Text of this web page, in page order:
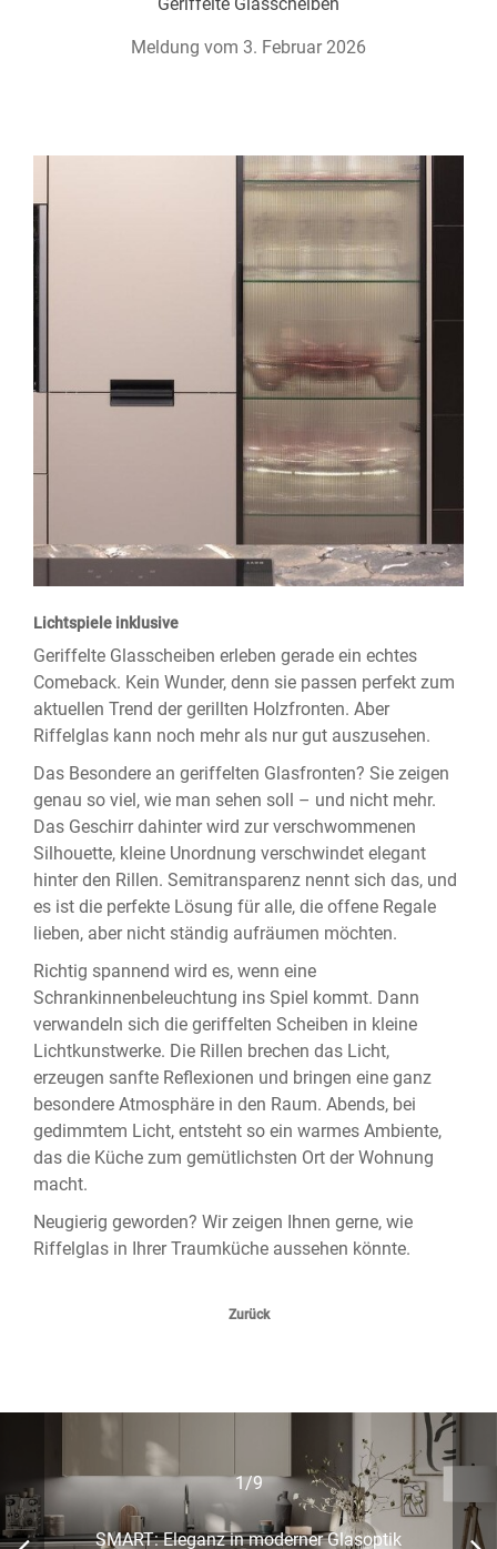
Meldung vom 3. Februar 2026
Lichtspiele inklusive
Geriffelte Glasscheiben erleben gerade ein echtes
Comeback. Kein Wunder, denn sie passen perfekt zum
aktuellen Trend der gerillten Holzfronten. Aber
Riffelglas kann noch mehr als nur gut auszusehen.
Das Besondere an geriffelten Glasfronten? Sie zeigen
genau so viel, wie man sehen soll – und nicht mehr.
Das Geschirr dahinter wird zur verschwommenen
Silhouette, kleine Unordnung verschwindet elegant
hinter den Rillen. Semitransparenz nennt sich das, und
es ist die perfekte Lösung für alle, die offene Regale
lieben, aber nicht ständig aufräumen möchten.
Richtig spannend wird es, wenn eine
Schrankinnenbeleuchtung ins Spiel kommt. Dann
verwandeln sich die geriffelten Scheiben in kleine
Lichtkunstwerke. Die Rillen brechen das Licht,
erzeugen sanfte Reflexionen und bringen eine ganz
besondere Atmosphäre in den Raum. Abends, bei
gedimmtem Licht, entsteht so ein warmes Ambiente,
das die Küche zum gemütlichsten Ort der Wohnung
macht.
Neugierig geworden? Wir zeigen Ihnen gerne, wie
Riffelglas in Ihrer Traumküche aussehen könnte.
Zurück
1/9
SMART: Eleganz in moderner Glasoptik